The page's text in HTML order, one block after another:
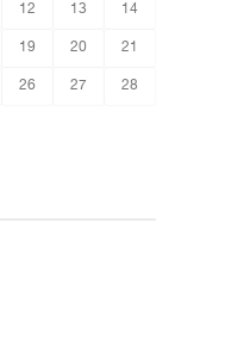
12 13 14
19 20 21
26 27 28